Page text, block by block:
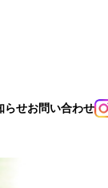
らせお問い合わせ